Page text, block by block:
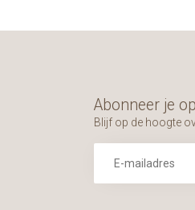
Abonneer je
Blijf op de hoogte